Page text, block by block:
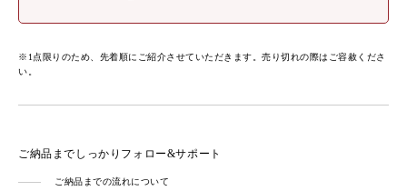
※1点限りのため、先着順にご紹介させていただきます。売り切れの際はご容赦くださ
い。
ご納品までしっかりフォロー&サポート
ご納品までの流れについて